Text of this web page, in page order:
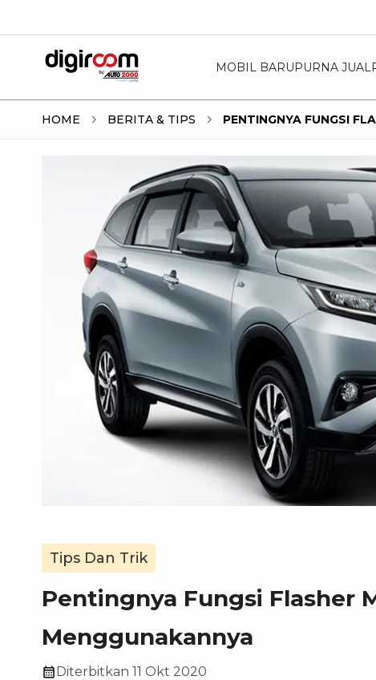
MOBIL BARUPURNA JUAL
HOME BERITA & TIPS PENTINGNYA FUNGSI
Tips Dan Trik
Pentingnya Fungsi Flasher
Menggunakannya
Diterbitkan 11 Okt 2020